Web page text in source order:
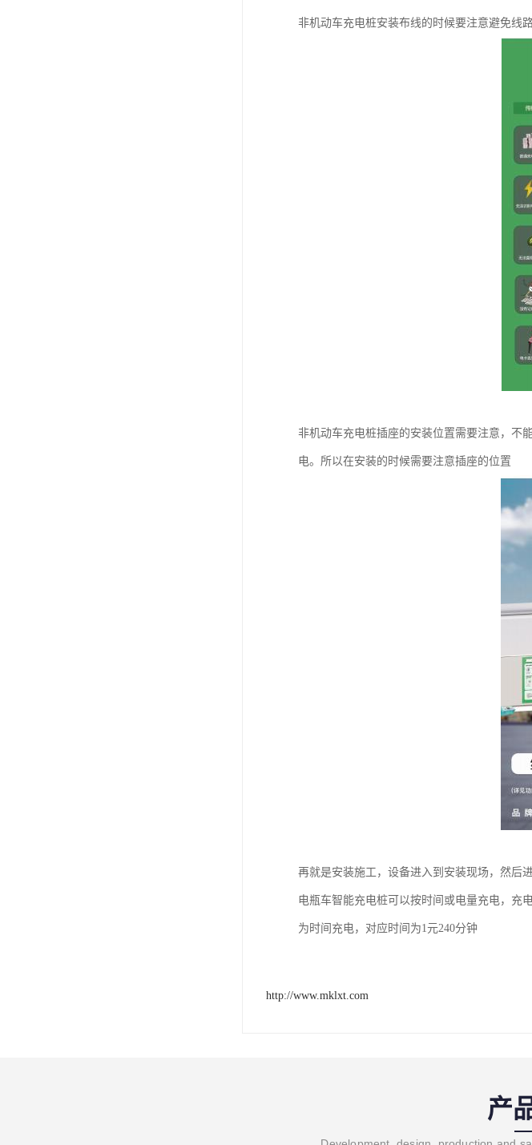
非机动车充电桩安装布线的时候要注意避免线
非机动车充电桩插座的安装位置需要注意，不
电。所以在安装的时候需要注意插座的位置
再就是安装施工，设备进入到安装现场，然后
电瓶车智能充电桩可以按时间或电量充电，充
为时间充电，对应时间为1元240分钟
http://www.mklxt.com
产